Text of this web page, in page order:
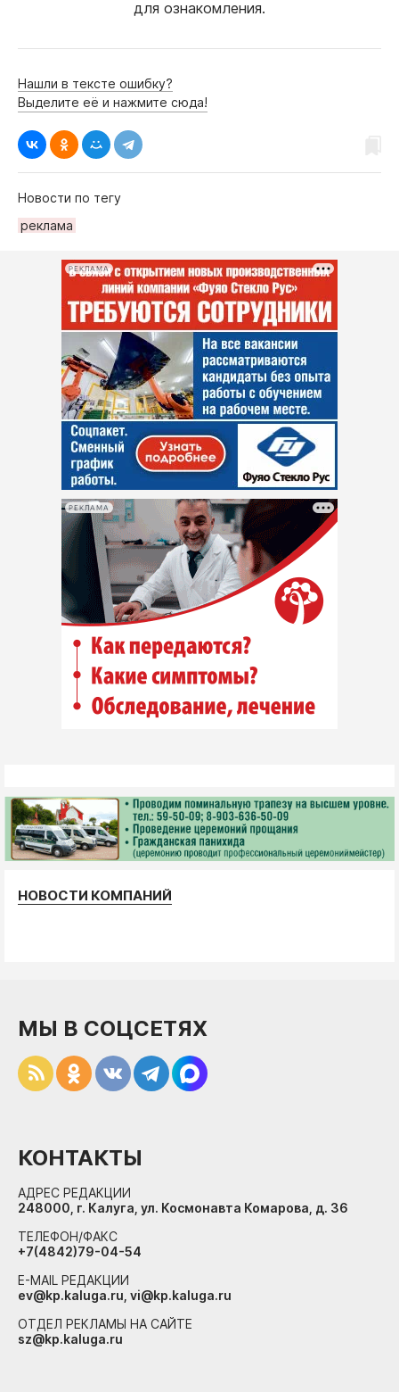
для ознакомления.
Нашли в тексте ошибку?
Выделите её и нажмите сюда!
Новости по тегу
рeклама
РЕКЛАМА
РЕКЛАМА
НОВОСТИ КОМПАНИЙ
МЫ В СОЦСЕТЯХ
КОНТАКТЫ
АДРЕС РЕДАКЦИИ
248000, г. Калуга, ул. Космонавта Комарова, д. 36
ТЕЛЕФОН/ФАКС
+7(4842)79-04-54
E-MAIL РЕДАКЦИИ
ev@kp.kaluga.ru, vi@kp.kaluga.ru
ОТДЕЛ РЕКЛАМЫ НА САЙТЕ
sz@kp.kaluga.ru